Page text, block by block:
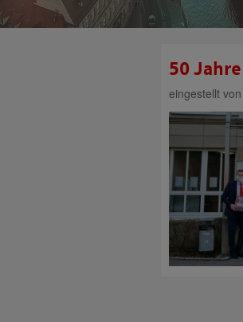
50
eingestellt von